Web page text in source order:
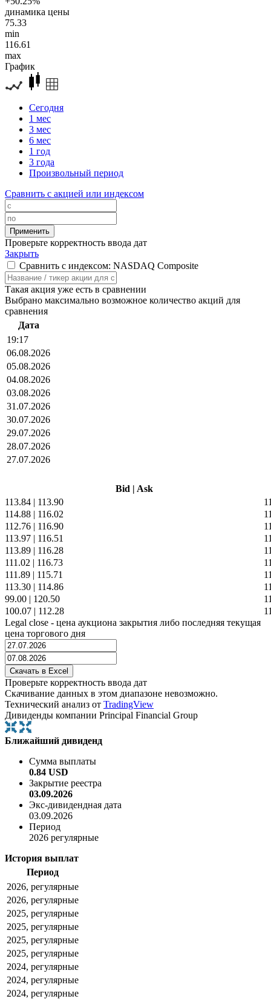
динамика цены
75.33
min
116.61
max
График
Сегодня
1 мес
3 мес
6 мес
1 год
3 года
Произвольный период
Сравнить с акцией или индексом
Проверьте корректность ввода дат
Закрыть
Сравнить с индексом: NASDAQ Composite
Такая акция уже есть в сравнении
Выбрано максимально возможное количество акций для
сравнения
Дата
19:17
06.08.2026
05.08.2026
04.08.2026
03.08.2026
31.07.2026
30.07.2026
29.07.2026
28.07.2026
27.07.2026
Bid | Ask
113.84 | 113.90
114.88 | 116.02
112.76 | 116.90
113.97 | 116.51
113.89 | 116.28
111.02 | 116.73
111.89 | 115.71
113.30 | 114.86
99.00 | 120.50
100.07 | 112.28
Legal close - цена аукциона закрытия либо последняя текущая
цена торгового дня
Проверьте корректность ввода дат
Скачивание данных в этом диапазоне невозможно.
Технический анализ от TradingView
Дивиденды компании Principal Financial Group
Ближайший дивиденд
Сумма выплаты
0.84 USD
Закрытие реестра
03.09.2026
Экс-дивидендная дата
03.09.2026
Период
2026 регулярные
История выплат
Период
2026, регулярные
2026, регулярные
2025, регулярные
2025, регулярные
2025, регулярные
2025, регулярные
2024, регулярные
2024, регулярные
2024, регулярные